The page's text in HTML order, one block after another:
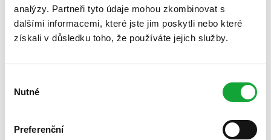
analýzy. Partneři tyto údaje mohou zkombinovat s
dalšími informacemi, které jste jim poskytli nebo které
získali v důsledku toho, že používáte jejich služby.
souhlasu
Nutné
Preferenční